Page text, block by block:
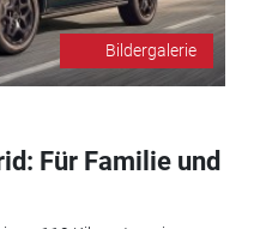
Bildergalerie
Für Familie und